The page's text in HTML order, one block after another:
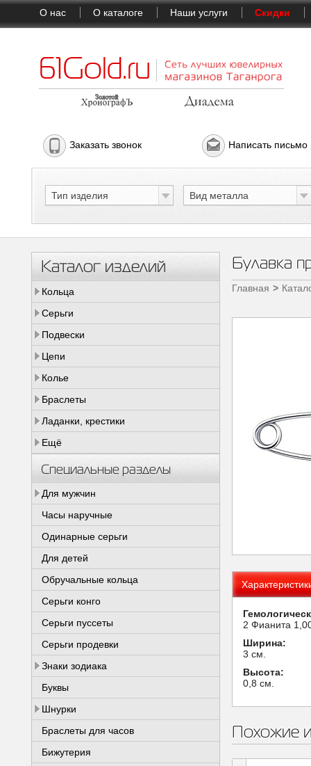
О нас О каталоге Наши услуги Скидки
Заказать звонок Написать письмо
Тип изделия Вид металла
Каталог изделий
Кольца
Серьги
Подвески
Цепи
Колье
Браслеты
Ладанки, крестики
Ещё
Специальные разделы
Для мужчин
Часы наручные
Одинарные серьги
Для детей
Обручальные кольца
Серьги конго
Серьги пуссеты
Серьги продевки
Знаки зодиака
Буквы
Шнурки
Браслеты для часов
Бижутерия
Булавка
Главная
2 Фианита
Ширина:
3 см.
Высота:
0,8 см.
Похожие